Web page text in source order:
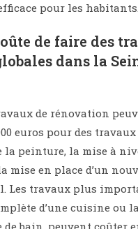
pour les habitants.
de faire des
dans la
de rénovation
euros pour des
la peinture, la mise à
mise en place d’un
Les travaux plus
d’une cuisine ou